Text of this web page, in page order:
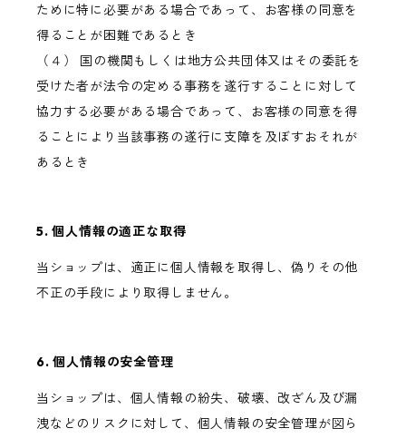
ために特に必要がある場合であって、お客様の同意を
得ることが困難であるとき
（４） 国の機関もしくは地方公共団体又はその委託を
受けた者が法令の定める事務を遂行することに対して
協力する必要がある場合であって、お客様の同意を得
ることにより当該事務の遂行に支障を及ぼすおそれが
あるとき
5. 個人情報の適正な取得
当ショップは、適正に個人情報を取得し、偽りその他
不正の手段により取得しません。
6. 個人情報の安全管理
当ショップは、個人情報の紛失、破壊、改ざん及び漏
洩などのリスクに対して、個人情報の安全管理が図ら